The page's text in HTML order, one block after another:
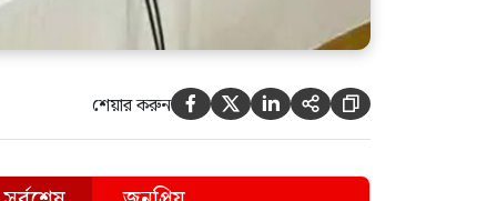
শেয়ার করুন     